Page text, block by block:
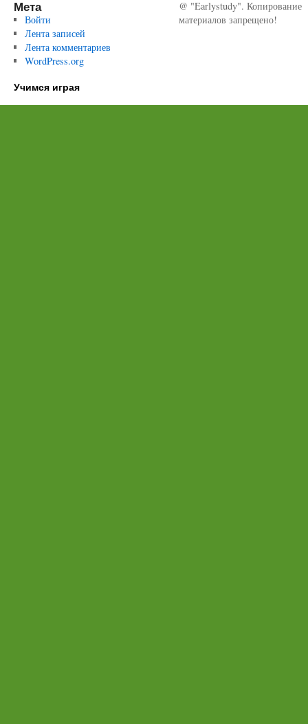
Мета
Войти
Лента записей
Лента комментариев
WordPress.org
@ "Earlystudy". Копирование
материалов запрещено!
Учимся играя